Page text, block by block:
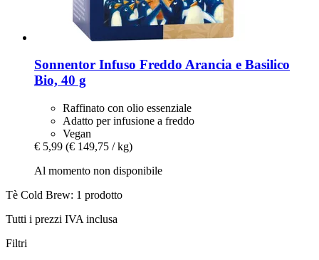
Sonnentor Infuso Freddo Arancia e Basilico
Bio, 40 g
Raffinato con olio essenziale
Adatto per infusione a freddo
Vegan
€ 5,99 (€ 149,75 / kg)
Al momento non disponibile
Tè Cold Brew: 1 prodotto
Tutti i prezzi IVA inclusa
Filtri